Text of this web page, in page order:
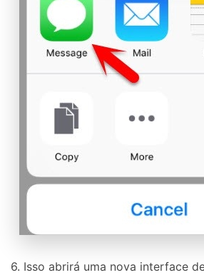
6. Isso abrirá uma nova interface